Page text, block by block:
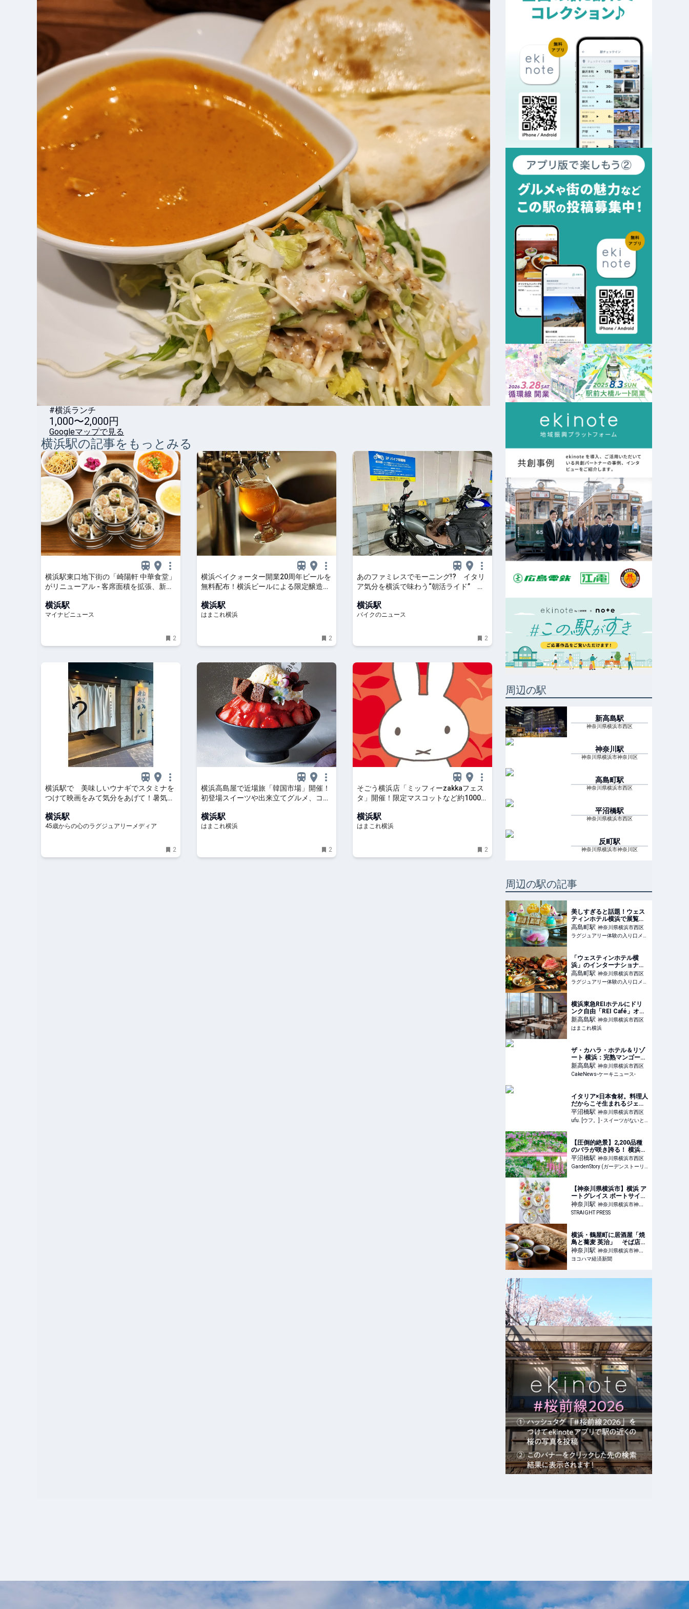
#横浜ランチ
1,000〜2,000円
Googleマップで見る
横浜駅の記事をもっとみる
横浜駅東口地下街の「崎陽軒 中華食堂」
がリニューアル - 客席面積を拡張、新メ
横浜駅
マイナビニュース
2
横浜ベイクォーター開業20周年ビールを
無料配布！横浜ビールによる限定醸造、
横浜駅
はまこれ横浜
2
あのファミレスでモーニング!? イタリ
ア気分を横浜で味わう“朝活ライド” デ
横浜駅
バイクのニュース
2
横浜駅で 美味しいウナギでスタミナを
つけて映画をみて気分をあげて！暑気払
横浜駅
45歳からの心のラグジュアリーメディア
2
横浜高島屋で近場旅「韓国市場」開催！
初登場スイーツや出来立てグルメ、コス
横浜駅
はまこれ横浜
2
そごう横浜店「ミッフィーzakkaフェス
タ」開催！限定マスコットなど約1000点
横浜
横浜駅
はまこれ横浜
2
周辺の駅
新高島駅
神奈川県横浜市西区
神奈川駅
神奈川県横浜市神奈川区
高島町駅
神奈川県横浜市西区
平沼橋駅
神奈川県横浜市西区
反町駅
神奈川県横浜市神奈川区
周辺の駅の記事
美しすぎると話題！ウェス
ティンホテル横浜で展覧会
「マリー・アントワネッ
ト・スタイル」とコラボし
たアフタヌーンティーが開
高島町駅 神奈川県横浜市西区
ラグジュアリー体験の入り口メディア
「ウェスティンホテル横
浜」のインターナショナル
ビュッフェレストランがオ
ープン1周年！記念ビュッ
フェを堪能
高島町駅 神奈川県横浜市西区
ラグジュアリー体験の入り口メディア
横浜東急REIホテルにドリ
ンク自由「REI Café」オー
プン！宿泊者無料・ビジタ
ーも一律1,200円で利用OK |
はまこれ横浜
新高島駅 神奈川県横浜市西区
はまこれ横浜
ザ・カハラ・ホテル＆リゾ
ート 横浜：完熟マンゴー1
玉分のせた「シンパンケー
キ」など夏季メニュー全2
種、6月1日より4ヵ月展開
新高島駅 神奈川県横浜市西区
CakeNews-ケーキニュース-
イタリア×日本食材。料理人
だからこそ生まれるジェラ
ートと“カリじゅわフレンチ
トースト”に恋して。「è
più（エピュウ）」（横浜）
平沼橋駅 神奈川県横浜市西区
ufu. [ウフ。] - スイーツがないと始まらないufu.ウフ。
【圧倒的絶景】2,200品種
のバラが咲き誇る！ 横浜で
体験する非日常の癒やし空
間
平沼橋駅 神奈川県横浜市西区
GardenStory (ガーデンストーリー)
【神奈川県横浜市】横浜 ア
ートグレイス ポートサイド
ヴィラ×HACCIのコラボメ
ニューが登場！
神奈川駅 神奈川県横浜市神奈
川区
STRAIGHT PRESS
横浜・鶴屋町に居酒屋「焼
鳥と蕎麦 英治」 そば店が
営む「焼き鳥酒場」
神奈川駅 神奈川県横浜市神奈
川区
ヨコハマ経済新聞